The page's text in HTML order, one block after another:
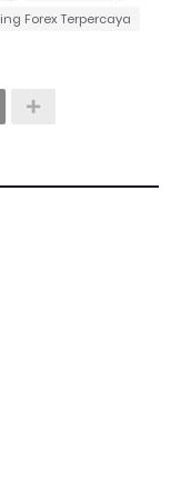
Forex Terpercaya